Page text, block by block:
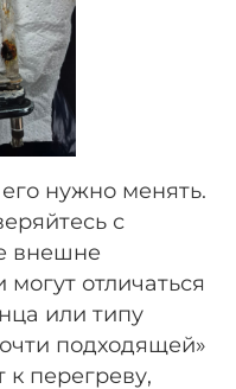
нужно менять.
с
внешне
отличаться
или типу
подходящей»
к перегреву,